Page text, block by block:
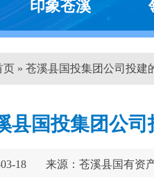
印象苍溪
页 » 苍溪县国投集团公司投建
县国投集团公
18 来源：苍溪县国有资